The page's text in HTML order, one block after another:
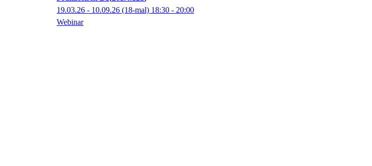
19.03.26 - 10.09.26 (18-mal) 18:30 - 20:00
Webinar